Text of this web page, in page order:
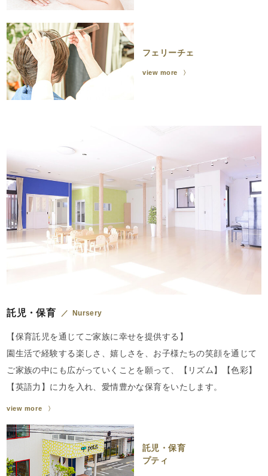
フェリーチェ
view more
託児・保育 Nursery
【保育託児を通じてご家族に幸せを提供する】
園生活で経験する楽しさ、嬉しさを、お子様たちの笑顔を通じて
ご家族の中にも広がっていくことを願って、【リズム】【色彩】
【英語力】に力を入れ、愛情豊かな保育をいたします。
view more
託児・保育
プティ